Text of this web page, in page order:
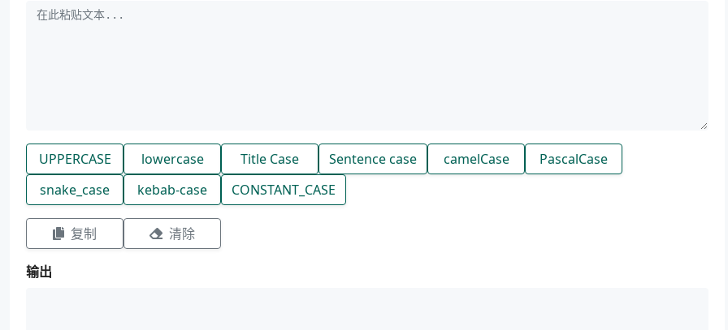
UPPERCASE lowercase Title Case Sentence case camelCase
PascalCase
snake_case
kebab-case CONSTANT_CASE
复制 清除
输出